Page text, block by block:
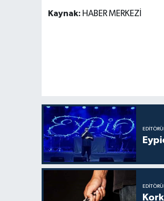
Kaynak: HABER MERKEZİ